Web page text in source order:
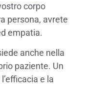
corpo
persona, avrete
empatia.
anche nella
paziente. Un
e la